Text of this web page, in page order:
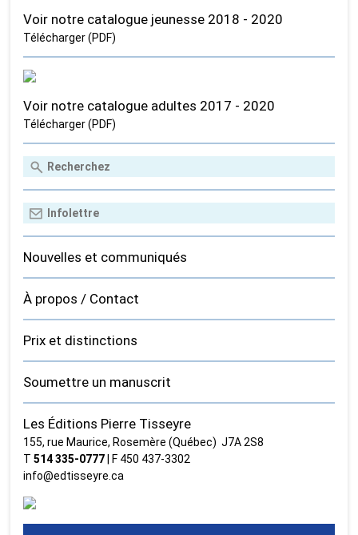
Voir notre catalogue jeunesse 2018 - 2020
Télécharger (PDF)
Voir notre catalogue adultes 2017 - 2020
Télécharger (PDF)
Nouvelles et communiqués
À propos / Contact
Prix et distinctions
Soumettre un manuscrit
Les Éditions Pierre Tisseyre
155, rue Maurice, Rosemère (Québec) J7A 2S8
T514 335‑0777 | F 450 437‑3302
info@edtisseyre.ca